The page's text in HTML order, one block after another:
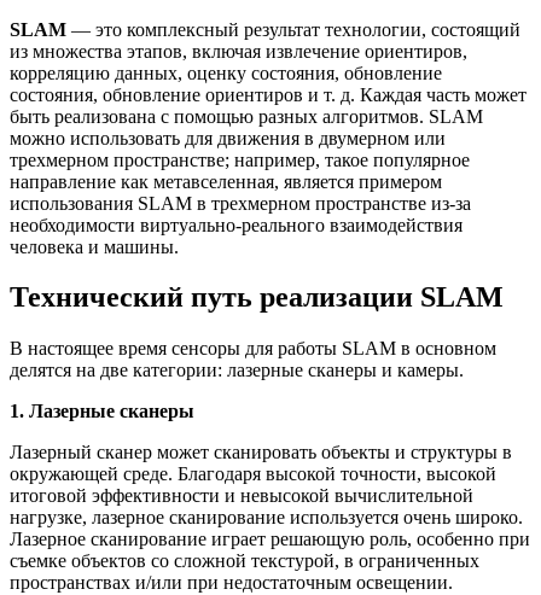
SLAM — это комплексный результат технологии, состоящий
из множества этапов, включая извлечение ориентиров,
корреляцию данных, оценку состояния, обновление
состояния, обновление ориентиров и т. д. Каждая часть может
быть реализована с помощью разных алгоритмов. SLAM
можно использовать для движения в двумерном или
трехмерном пространстве; например, такое популярное
направление как метавселенная, является примером
использования SLAM в трехмерном пространстве из-за
необходимости виртуально-реального взаимодействия
человека и машины.
Технический путь реализации SLAM
В настоящее время сенсоры для работы SLAM в основном
делятся на две категории: лазерные сканеры и камеры.
1. Лазерные сканеры
Лазерный сканер может сканировать объекты и структуры в
окружающей среде. Благодаря высокой точности, высокой
итоговой эффективности и невысокой вычислительной
нагрузке, лазерное сканирование используется очень широко.
Лазерное сканирование играет решающую роль, особенно при
съемке объектов со сложной текстурой, в ограниченных
пространствах и/или при недостаточным освещении.